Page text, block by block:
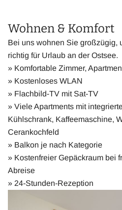
Wohnen & Komfort
Bei uns wohnen Sie großzügig,
richtig für Urlaub an der Ostsee.
» Komfortable Zimmer,
» Kostenloses WLAN
» Flachbild-TV mit Sat-TV
» Viele Apartments mit
Kühlschrank, Kaffeemaschine,
Cerankochfeld
» Balkon je nach Kategorie
» Kostenfreier Gepäckraum bei
Abreise
» 24-Stunden-Rezeption